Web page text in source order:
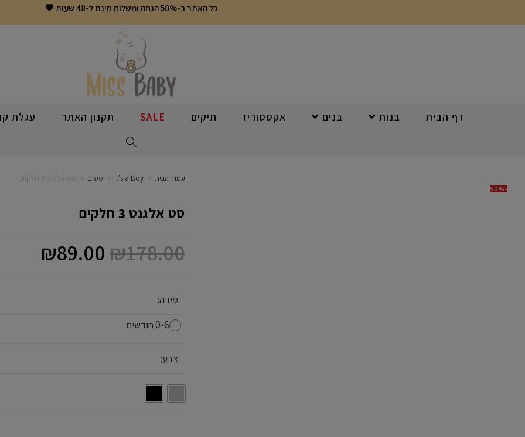
כל האתר ב-50% הנחה ומשלוח חינם ל-48 שעות 🖤
דף הבית בנות בנים אקססוריז תיקים SALE תקנון האתר עגלת
-50%
עמוד הבית >
It's a Boy
> סטים > סט אלגנט 3 חלקים
סט אלגנט 3 חלקים
₪178.00
₪89.00
מידה:
0-6 חודשים
צבע: